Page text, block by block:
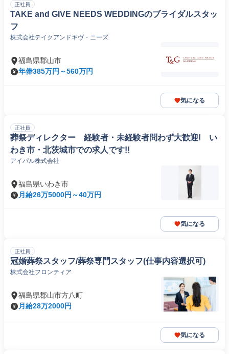
正社員
TAKE and GIVE NEEDS WEDDINGのブライダルスタッ
フ
株式会社テイクアンドギヴ・ニーズ
福島県郡山市
年俸385万円～560万円
気になる
正社員
葬祭ディレクター 経験者・未経験者問わず大歓迎! い
わき市・北茨城市での求人です!!
アイパル株式会社
福島県いわき市
月給26万5000円～40万円
気になる
正社員
冠婚葬祭スタッフ/葬祭専門スタッフ(仕事内容選択可)
株式会社フロンティア
福島県郡山市方八町
月給28万2000円
気になる